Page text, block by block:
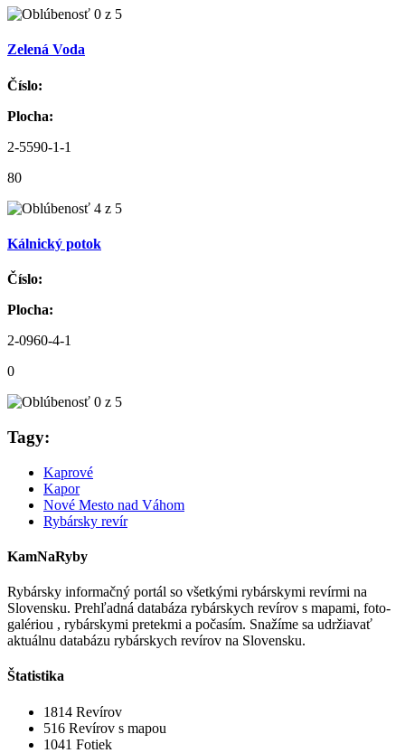
Zelená Voda
Číslo:
Plocha:
2-5590-1-1
80
Kálnický potok
Číslo:
Plocha:
2-0960-4-1
0
Tagy:
Kaprové
Kapor
Nové Mesto nad Váhom
Rybársky revír
KamNaRyby
Rybársky informačný portál so všetkými rybárskymi revírmi na
Slovensku. Prehľadná databáza rybárskych revírov s mapami, foto-
galériou , rybárskymi pretekmi a počasím. Snažíme sa udržiavať
aktuálnu databázu rybárskych revírov na Slovensku.
Štatistika
1814 Revírov
516 Revírov s mapou
1041 Fotiek